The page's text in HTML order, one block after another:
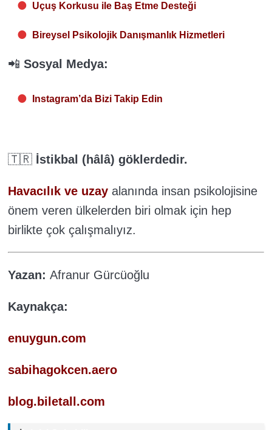
Uçuş Korkusu ile Baş Etme Desteği
Bireysel Psikolojik Danışmanlık Hizmetleri
📲 Sosyal Medya:
Instagram’da Bizi Takip Edin
🇹🇷 İstikbal (hâlâ) göklerdedir.
Havacılık ve uzay alanında insan psikolojisine
önem veren ülkelerden biri olmak için hep
birlikte çok çalışmalıyız.
Yazan: Afranur Gürcüoğlu
Kaynakça:
enuygun.com
sabihagokcen.aero
blog.biletall.com